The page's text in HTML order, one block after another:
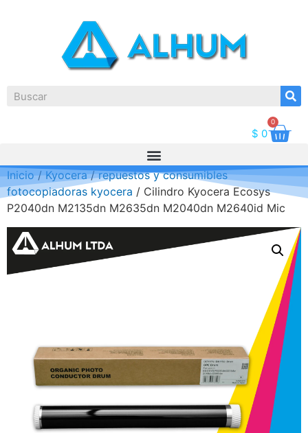
$ 0
0
Inicio/Kyocera/repuestos y consumibles
fotocopiadoras kyocera / Cilindro Kyocera Ecosys
P2040dn M2135dn M2635dn M2040dn M2640id Mic